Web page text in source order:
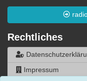
Rechtliches
Impressum